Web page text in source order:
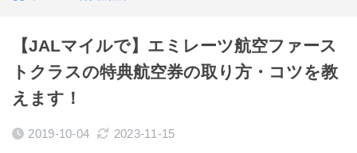
【JALマイルで】エミレーツ航空ファース
トクラスの特典航空券の取り方・コツを教
えます！
2019-10-04 2023-11-15